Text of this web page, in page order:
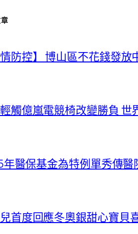
情防控】 博山區不花錢發
觸億嵐電競椅改變勝負 世
醫保基金為特例單秀傳
首度回應冬奧銀甜心寶貝